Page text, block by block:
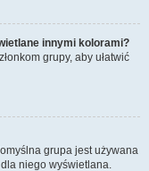
innymi kolorami?
grupy, aby ułatwić
grupa jest używana
niego wyświetlana.